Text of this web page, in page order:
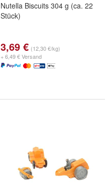
Nutella Biscuits 304 g (ca. 22
Stück)
3,69 € (12,30 €/kg)
+ 6,49 € Versand